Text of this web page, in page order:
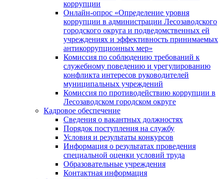
коррупции
Онлайн-опрос «Определение уровня
коррупции в администрации Лесозаводского
городского округа и подведомственных ей
учреждениях и эффективность принимаемых
антикоррупционных мер»
Комиссия по соблюдению требований к
служебному поведению и урегулированию
конфликта интересов руководителей
муниципальных учреждений
Комиссия по противодействию коррупции в
Лесозаводском городском округе
Кадровое обеспечение
Сведения о вакантных должностях
Порядок поступления на службу
Условия и результаты конкурсов
Информация о результатах проведения
специальной оценки условий труда
Образовательные учреждения
Контактная информация